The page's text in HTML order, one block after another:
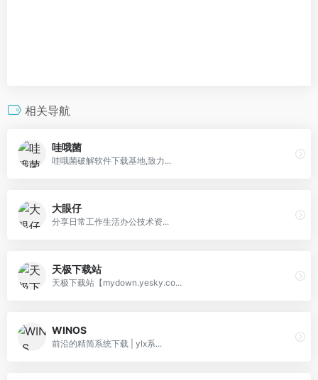
相关导航
哇哦菌
哇哦菌破解软件下载基地,致力...
大眼仔
分享日常工作生活办公技术资...
天极下载站
天极下载站【mydown.yesky.co...
WINOS
前沿的精简系统下载 | ylx系...